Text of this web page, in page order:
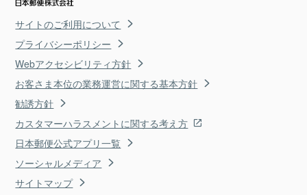
サイトのご利用について
プライバシーポリシー
Webアクセシビリティ方針
お客さま本位の業務運営に関する基本方針
勧誘方針
カスタマーハラスメントに関する考え方
日本郵便公式アプリ一覧
ソーシャルメディア
サイトマップ